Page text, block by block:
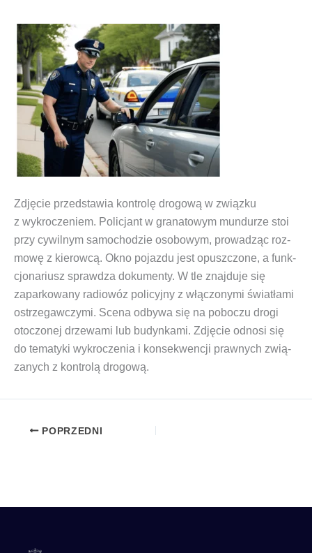
Zdję­cie przed­sta­wia kon­tro­lę dro­go­wą w związ­ku
z wykro­cze­niem. Poli­cjant w gra­na­to­wym mun­du­rze stoi
przy cywil­nym samo­cho­dzie oso­bo­wym, pro­wa­dząc roz­
mo­wę z kie­row­cą. Okno pojaz­du jest opusz­czo­ne, a funk­
cjo­na­riusz spraw­dza doku­men­ty. W tle znaj­du­je się
zapar­ko­wa­ny radio­wóz poli­cyj­ny z włą­czo­ny­mi świa­tła­mi
ostrze­gaw­czy­mi. Sce­na odby­wa się na pobo­czu dro­gi
oto­czo­nej drze­wa­mi lub budyn­ka­mi. Zdję­cie odno­si się
do tema­ty­ki wykro­cze­nia i kon­se­kwen­cji praw­nych zwią­
za­nych z kon­tro­lą drogową.
POPRZEDNI